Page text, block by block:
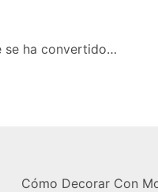
se ha convertido…